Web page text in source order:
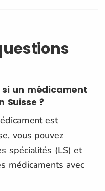
un médicament
Suisse ?
est
vous pouvez
spécialités (LS) et
médicaments avec